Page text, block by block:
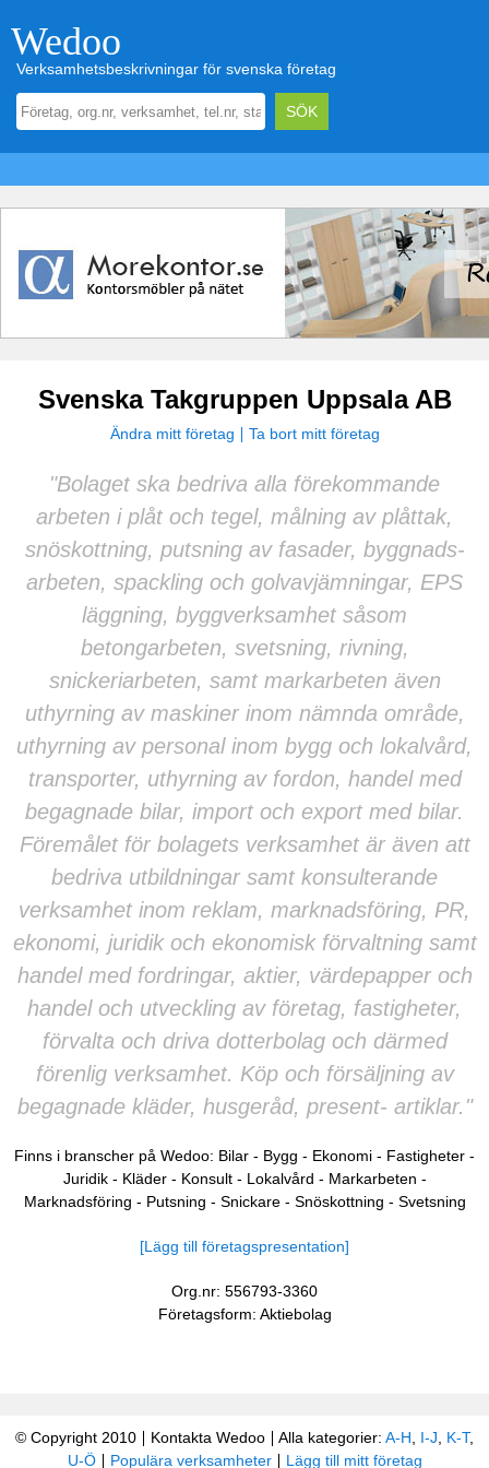
Wedoo
Verksamhetsbeskrivningar för svenska företag
Svenska Takgruppen Uppsala AB
Ändra mitt företag Ta bort mitt företag
"Bolaget ska bedriva alla förekommande
arbeten i plåt och tegel, målning av plåttak,
snöskottning, putsning av fasader, byggnads-
arbeten, spackling och golvavjämningar, EPS
läggning, byggverksamhet såsom
betongarbeten, svetsning, rivning,
snickeriarbeten, samt markarbeten även
uthyrning av maskiner inom nämnda område,
uthyrning av personal inom bygg och lokalvård,
transporter, uthyrning av fordon, handel med
begagnade bilar, import och export med bilar.
Föremålet för bolagets verksamhet är även att
bedriva utbildningar samt konsulterande
verksamhet inom reklam, marknadsföring, PR,
ekonomi, juridik och ekonomisk förvaltning samt
handel med fordringar, aktier, värdepapper och
handel och utveckling av företag, fastigheter,
förvalta och driva dotterbolag och därmed
förenlig verksamhet. Köp och försäljning av
begagnade kläder, husgeråd, present- artiklar."
Finns i branscher på Wedoo: Bilar - Bygg - Ekonomi - Fastigheter -
Juridik- Kläder- Konsult- Lokalvård - Markarbeten -
Marknadsföring - Putsning - Snickare- Snöskottning - Svetsning
[Lägg till företagspresentation]
Org.nr: 556793-3360
Företagsform: Aktiebolag
© Copyright 2010 Kontakta Wedoo Alla kategorier: A-H I-J K-T,
U-Ö
Populära verksamheter Lägg till mitt företag